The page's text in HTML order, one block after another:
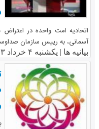
اتحادیه امت واحده در
آسمانی، به رییس سازمان
بیانیه ها | یکشنبه ۴ خرداد ۱۳۹۳